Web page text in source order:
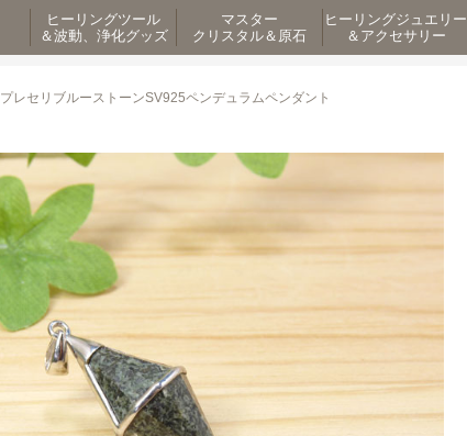
ヒーリングツール
＆波動、浄化グッズ
マスター
クリスタル＆原石
ヒーリングジュエリー
＆アクセサリー
プレセリブルーストーンSV925ペンデュラムペンダント